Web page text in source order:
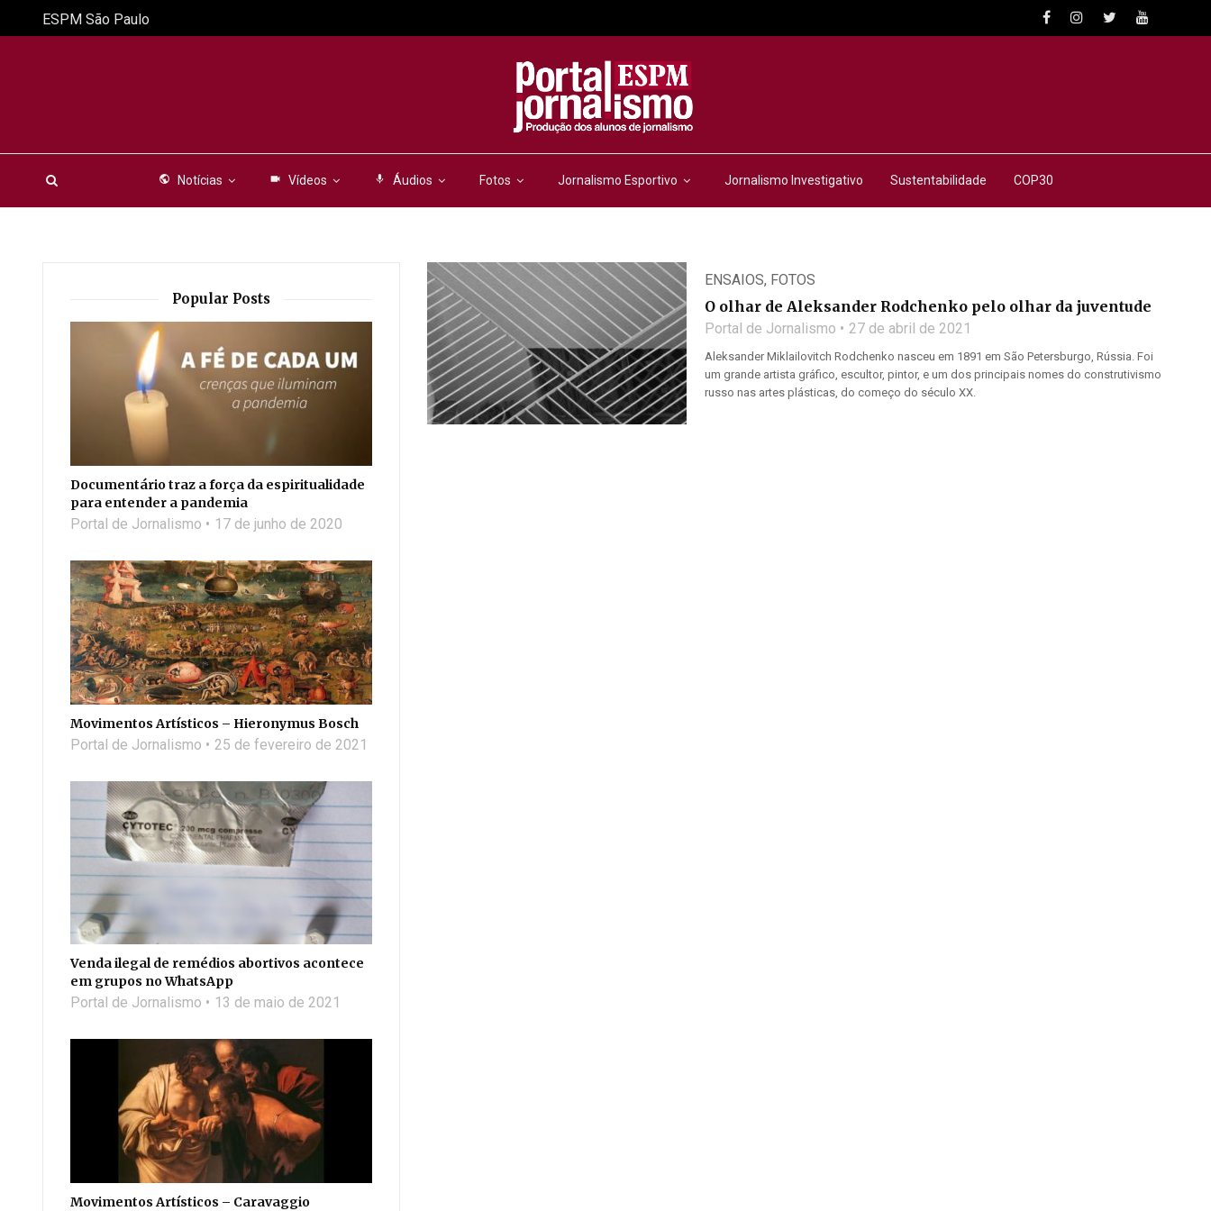
public Notícias videocam Vídeos mic Áudios Fotos Jornalismo Esportivo Jornalismo Investigativo Sustentabilidade COP30
ESPM São Paulo
ENSAIOS, FOTOS
O olhar de Aleksander Rodchenko pelo olhar da juventude
Portal de Jornalismo 27 de abril de 2021
Aleksander Miklailovitch Rodchenko nasceu em 1891 em São Petersburgo, Rússia. Foi
um grande artista gráfico, escultor, pintor, e um dos principais nomes do construtivismo
russo nas artes plásticas, do começo do século XX.
Popular Posts
Documentário traz a força da espiritualidade
para entender a pandemia
Portal de Jornalismo 17 de junho de 2020
Movimentos Artísticos – Hieronymus Bosch
Portal de Jornalismo 25 de fevereiro de 2021
Venda ilegal de remédios abortivos acontece
em grupos no WhatsApp
Portal de Jornalismo 13 de maio de 2021
Movimentos Artísticos – Caravaggio